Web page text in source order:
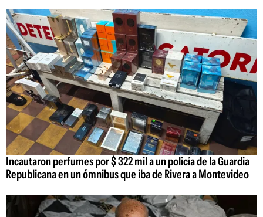
Incautaron perfumes por $ 322 mil a un policía de la Guardia
Republicana en un ómnibus que iba de Rivera a Montevideo